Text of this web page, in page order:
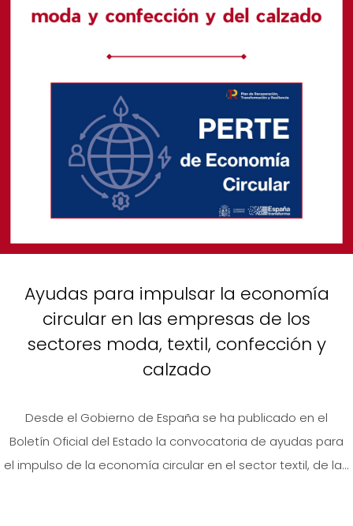
Ayudas para impulsar la economía
circular en las empresas de los
sectores moda, textil, confección y
calzado
Desde el Gobierno de España se ha publicado en el
Boletín Oficial del Estado la convocatoria de ayudas para
el impulso de la economía circular en el sector textil, de la...